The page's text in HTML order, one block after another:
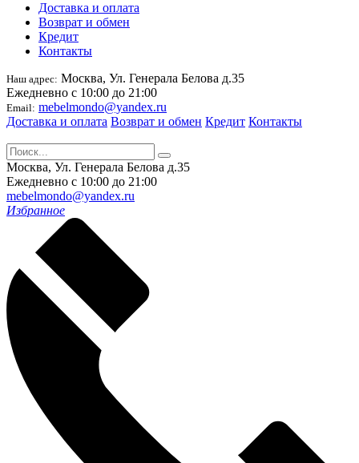
Доставка и оплата
Возврат и обмен
Кредит
Контакты
Наш адрес: Москва, Ул. Генерала Белова д.35
Ежедневно с 10:00 до 21:00
Email: mebelmondo@yandex.ru
Доставка и оплата Возврат и обмен Кредит Контакты
Москва, Ул. Генерала Белова д.35
Ежедневно с 10:00 до 21:00
mebelmondo@yandex.ru
Избранное